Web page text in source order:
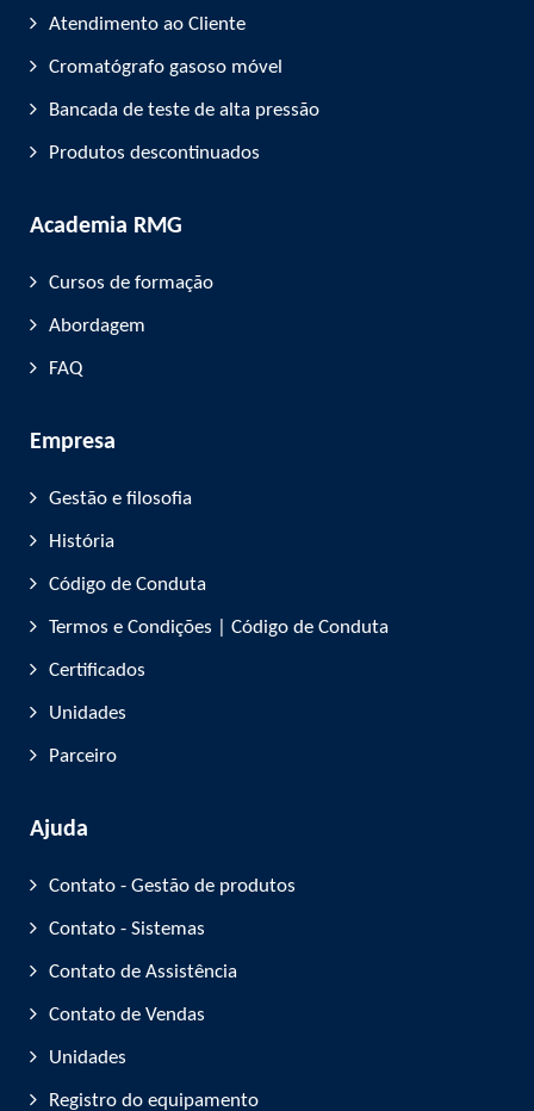
Atendimento ao Cliente
Cromatógrafo gasoso móvel
Bancada de teste de alta pressão
Produtos descontinuados
Academia RMG
Cursos de formação
Abordagem
FAQ
Empresa
Gestão e filosofia
História
Código de Conduta
Termos e Condições | Código de Conduta
Certificados
Unidades
Parceiro
Ajuda
Contato - Gestão de produtos
Contato - Sistemas
Contato de Assistência
Contato de Vendas
Unidades
Registro do equipamento